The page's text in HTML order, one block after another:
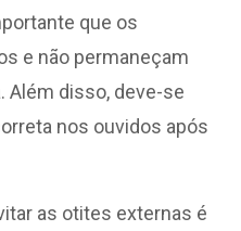
que os
e não permaneçam
Além disso, deve-se
nos ouvidos após
as otites externas é